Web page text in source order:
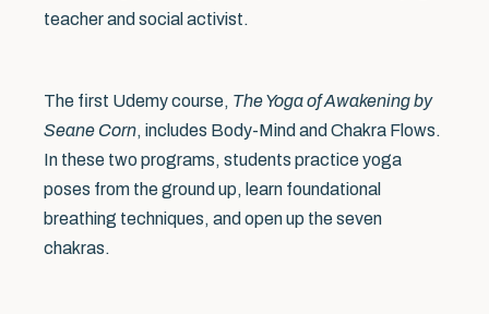
teacher and social activist.
The first Udemy course, The Yoga of Awakening by
Seane Corn, includes Body-Mind and Chakra Flows.
In these two programs, students practice yoga
poses from the ground up, learn foundational
breathing techniques, and open up the seven
chakras.
E-MAIL